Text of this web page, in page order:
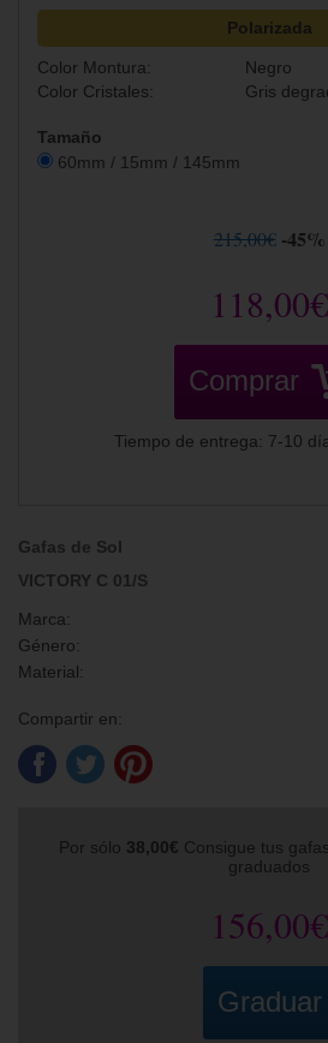
Polarizada
Color Montura:
Negro
Color Cristales:
Gris
Tamaño
60mm / 15mm / 145mm
215,00€ -45%
118,00€
Comprar
Tiempo de entrega: 7-10
Gafas de Sol
VICTORY C 01/S
Marca:
Género:
Material:
Compartir en:
Por sólo 38,00€ Consigue tus
graduados
156,00€
Graduar